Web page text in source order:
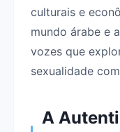
culturais e
mundo árabe e
vozes que
sexualidade
A